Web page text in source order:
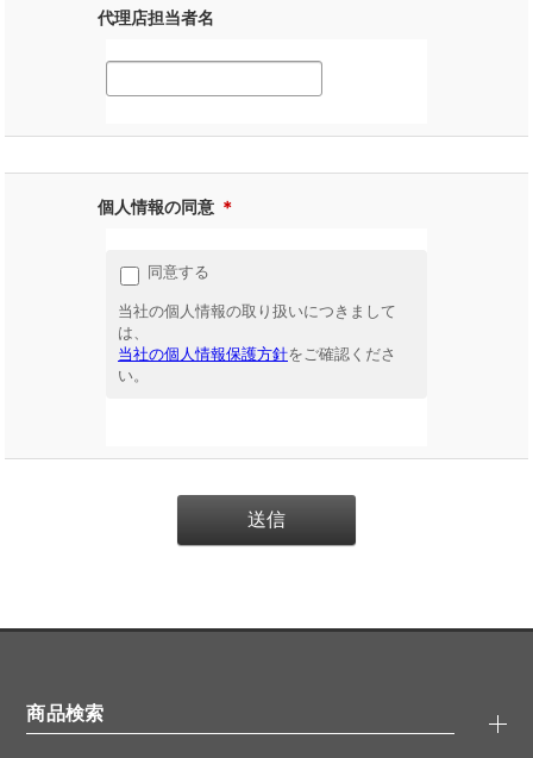
代理店担当者名
個人情報の同意 ＊
同意する
当社の個人情報の取り扱いにつきまして
は、
当社の個人情報保護方針をご確認くださ
い。
商品検索